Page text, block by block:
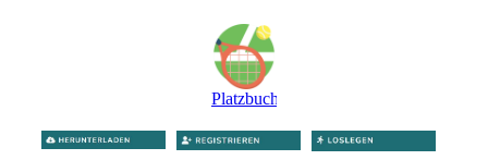
Platzbuchungssystem